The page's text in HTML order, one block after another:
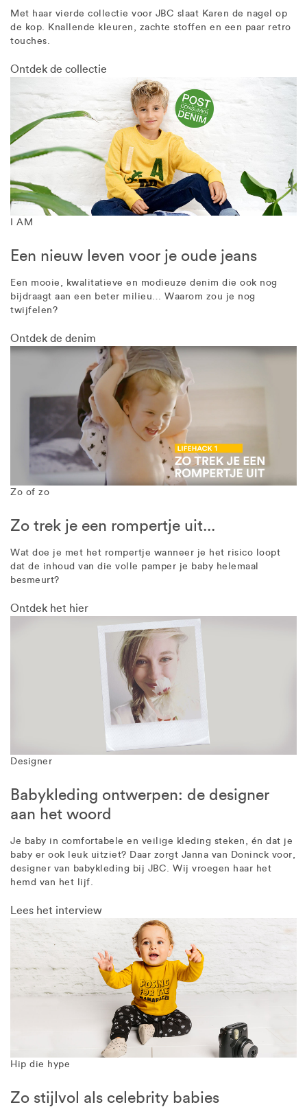
Met haar vierde collectie voor JBC slaat Karen de nagel op
de kop. Knallende kleuren, zachte stoffen en een paar retro
touches.
Ontdek de collectie
I AM
Een nieuw leven voor je oude jeans
Een mooie, kwalitatieve en modieuze denim die ook nog
bijdraagt aan een beter milieu… Waarom zou je nog
twijfelen?
Ontdek de denim
Zo of zo
Zo trek je een rompertje uit...
Wat doe je met het rompertje wanneer je het risico loopt
dat de inhoud van die volle pamper je baby helemaal
besmeurt?
Ontdek het hier
Designer
Babykleding ontwerpen: de designer
aan het woord
Je baby in comfortabele en veilige kleding steken, én dat je
baby er ook leuk uitziet? Daar zorgt Janna van Doninck voor,
designer van babykleding bij JBC. Wij vroegen haar het
hemd van het lijf.
Lees het interview
Hip die hype
Zo stijlvol als celebrity babies